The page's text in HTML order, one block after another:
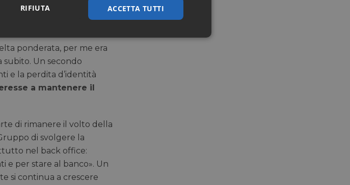
al banco era sempre
2018, con l’ingresso
con Rodolfo Guarino ci ha
ponderata, per me era
Un secondo
e la perdita d’identità
a mantenere il
di rimanere il volto della
di svolgere la
nel back office:
e per stare al banco». Un
si continua a crescere
ACCETTA TUTTI
RIFIUTA
Non classificati
funzionalità di base quali la navigazione sulle pagine
funzionare correttamente senza questi cookie.
Questo cookie viene utilizzato dal servizio Cookie-Script.com per